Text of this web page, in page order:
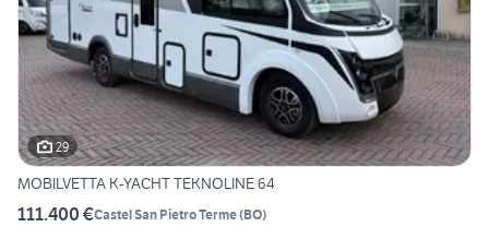
29
MOBILVETTA K-YACHT TEKNOLINE 64
111.400 €Castel San Pietro Terme(BO)